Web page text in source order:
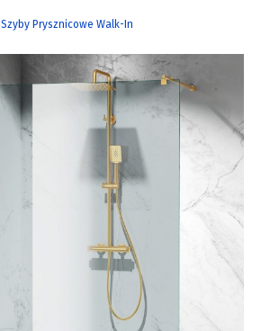
Szyby Prysznicowe Walk-In